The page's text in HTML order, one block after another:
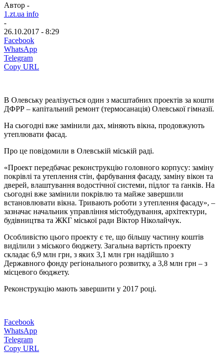
Автор -
1.zt.ua info
-
26.10.2017 - 8:29
Facebook
WhatsApp
Telegram
Copy URL
В Олевську реалізується один з масштабних проектів за кошти
ДФРР – капітальний ремонт (термосанація) Олевської гімназії.
На сьогодні вже замінили дах, міняють вікна, продовжують
утеплювати фасад.
Про це повідомили в Олевській міській раді.
«Проект передбачає реконструкцію головного корпусу: заміну
покрівлі та утеплення стін, фарбування фасаду, заміну вікон та
дверей, влаштування водостічної системи, підлог та ґанків. На
сьогодні вже замінили покрівлю та майже завершили
встановлювати вікна. Тривають роботи з утеплення фасаду», –
зазначає начальник управління містобудування, архітектури,
будівництва та ЖКГ міської ради Віктор Ніколайчук.
Особливістю цього проекту є те, що більшу частину коштів
виділили з міського бюджету. Загальна вартість проекту
складає 6,9 млн грн, з яких 3,1 млн грн надійшло з
Державного фонду регіонального розвитку, а 3,8 млн грн – з
місцевого бюджету.
Реконструкцію мають завершити у 2017 році.
Facebook
WhatsApp
Telegram
Copy URL